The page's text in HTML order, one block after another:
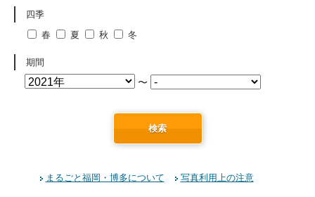
四季
春
夏 秋 冬
期間
〜
検索
まるごと福岡・博多について 写真利用上の注意